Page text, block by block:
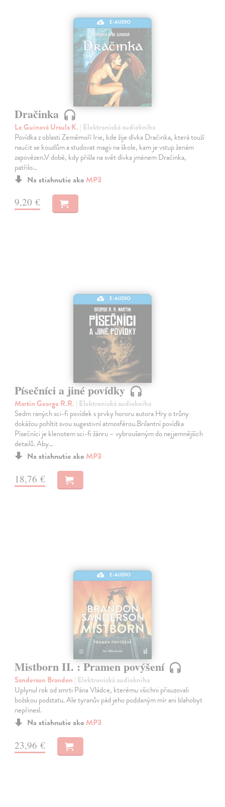
E-AUDIO
Dračinka
Le Guinová Ursula K. | Elektronická audiokniha
Povídka z oblasti Zeměmoří Irie, kde žije dívka Dračinka, která touží
naučit se kouzlům a studovat magii na škole, kam je vstup ženám
zapovězen.V době, kdy přišla na svět dívka jménem Dračinka,
patřilo…
Na stiahnutie ako MP3
9,20 €
E-AUDIO
Písečníci a jiné povídky
Martin George R.R. | Elektronická audiokniha
Sedm raných sci-fi povídek s prvky hororu autora Hry o trůny
dokážou pohltit svou sugestivní atmosférou.Brilantní povídka
Písečníci je klenotem sci-fi žánru – vybroušeným do nejjemnějších
detailů. Aby…
Na stiahnutie ako MP3
18,76 €
E-AUDIO
Mistborn II. : Pramen povýšení
Sanderson Brandon | Elektronická audiokniha
Uplynul rok od smrti Pána Vládce, kterému všichni přisuzovali
božskou podstatu. Ale tyranův pád jeho poddaným mír ani blahobyt
nepřinesl.
Na stiahnutie ako MP3
23,96 €